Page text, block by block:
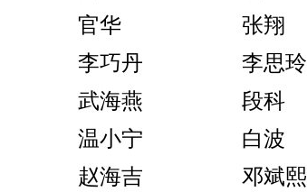
官华
张翔
李巧丹
李思玲
武海燕
段科
温小宁
白波
赵海吉
邓斌熙